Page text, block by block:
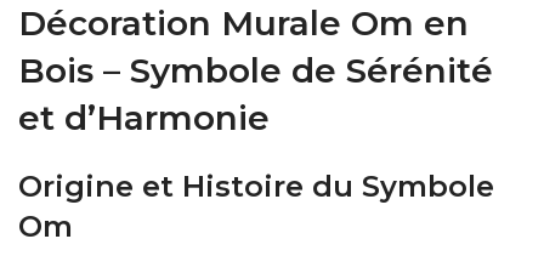
Décoration Murale Om en
Bois – Symbole de Sérénité
et d’Harmonie
Origine et Histoire du Symbole
Om